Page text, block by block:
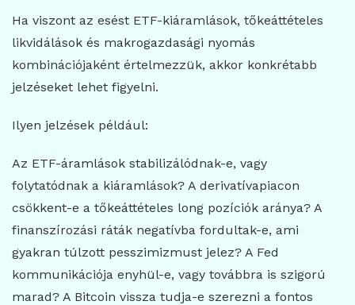
Ha viszont az esést ETF-kiáramlások, tőkeáttételes
likvidálások és makrogazdasági nyomás
kombinációjaként értelmezzük, akkor konkrétabb
jelzéseket lehet figyelni.
Ilyen jelzések például:
Az ETF-áramlások stabilizálódnak-e, vagy
folytatódnak a kiáramlások? A derivatívapiacon
csökkent-e a tőkeáttételes long pozíciók aránya? A
finanszírozási ráták negatívba fordultak-e, ami
gyakran túlzott pesszimizmust jelez? A Fed
kommunikációja enyhül-e, vagy továbbra is szigorú
marad? A Bitcoin vissza tudja-e szerezni a fontos